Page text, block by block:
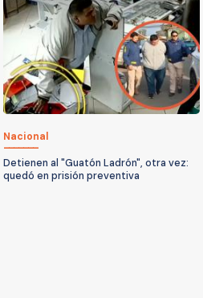
Nacional
Detienen al "Guatón Ladrón", otra vez:
quedó en prisión preventiva